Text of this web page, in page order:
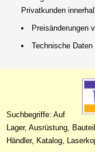
Privatkunden
Preisänderungen
Technische
Suchbegriffe: Auf
Lager, Ausrüstung,
Händler, Katalog,